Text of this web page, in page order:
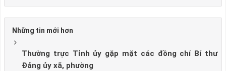
Những tin mới hơn
Thường trực Tỉnh ủy gặp mặt các đồng chí Bí thư
Đảng ủy xã, phường